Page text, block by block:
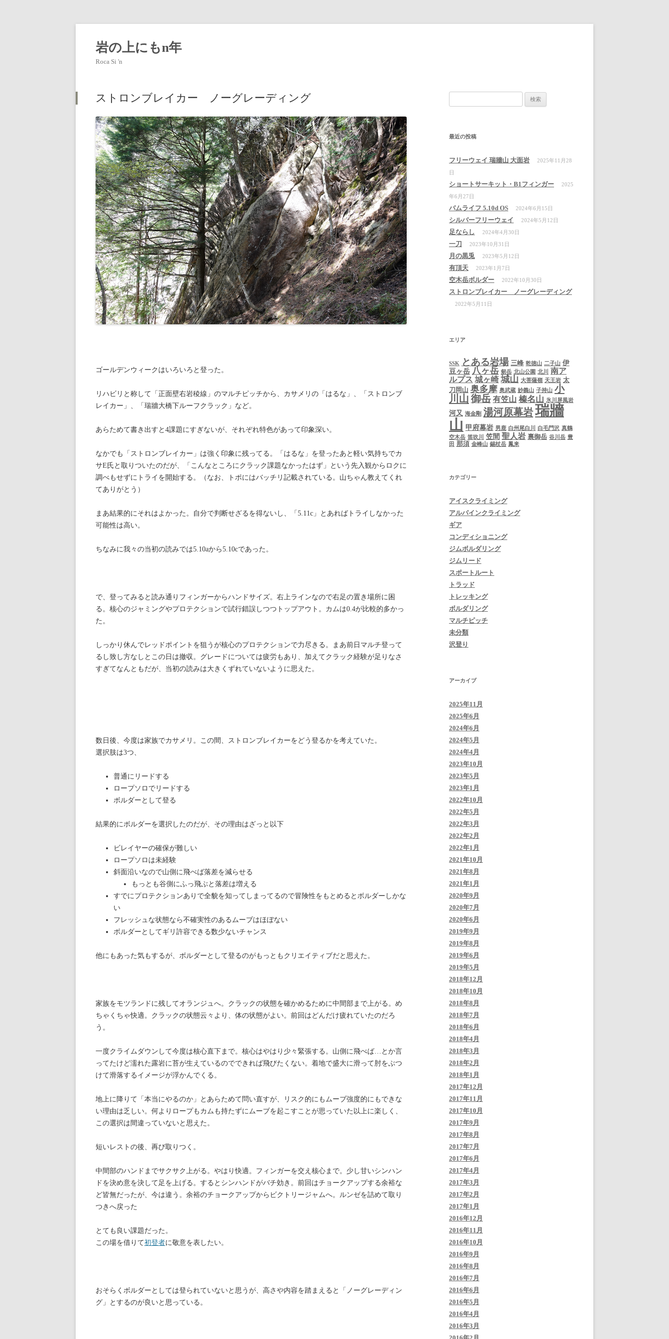
岩の上にもn年
Roca Si 'n
ストロンブレイカー ノーグレーディング
ゴールデンウィークはいろいろと登った。
リハビリと称して「正面壁右岩稜線」のマルチピッチから、カサメリの「はるな」、「ストロンブ
レイカー」、「瑞牆大橋下ルーフクラック」など。
あらためて書き出すと4課題にすぎないが、それぞれ特色があって印象深い。
なかでも「ストロンブレイカー」は強く印象に残ってる。「はるな」を登ったあと軽い気持ちでカ
サE氏と取りついたのだが、「こんなところにクラック課題なかったはず」という先入観からロクに
調べもせずにトライを開始する。（なお、トポにはバッチリ記載されている。山ちゃん教えてくれ
てありがとう）
まあ結果的にそれはよかった。自分で判断せざるを得ないし、「5.11c」とあればトライしなかった
可能性は高い。
ちなみに我々の当初の読みでは5.10aから5.10cであった。
で、登ってみると読み通りフィンガーからハンドサイズ。右上ラインなので右足の置き場所に困
る。核心のジャミングやプロテクションで試行錯誤しつつトップアウト。カムは0.4が比較的多かっ
た。
しっかり休んでレッドポイントを狙うが核心のプロテクションで力尽きる。まあ前日マルチ登って
るし致し方なしとこの日は撤収。グレードについては疲労もあり、加えてクラック経験が足りなさ
すぎてなんともだが、当初の読みは大きくずれていないように思えた。
数日後、今度は家族でカサメリ。この間、ストロンブレイカーをどう登るかを考えていた。
選択肢は3つ、
普通にリードする
ロープソロでリードする
ボルダーとして登る
結果的にボルダーを選択したのだが、その理由はざっと以下
ビレイヤーの確保が難しい
ロープソロは未経験
斜面沿いなので山側に飛べば落差を減らせる
もっとも谷側にふっ飛ぶと落差は増える
すでにプロテクションありで全貌を知ってしまってるので冒険性をもとめるとボルダーしかな
い
フレッシュな状態なら不確実性のあるムーブはほぼない
ボルダーとしてギリ許容できる数少ないチャンス
他にもあった気もするが、ボルダーとして登るのがもっともクリエイティブだと思えた。
家族をモツランドに残してオランジュへ。クラックの状態を確かめるために中間部まで上がる。め
ちゃくちゃ快適。クラックの状態云々より、体の状態がよい。前回はどんだけ疲れていたのだろ
う。
一度クライムダウンして今度は核心直下まで。核心はやはり少々緊張する。山側に飛べば…とか言
ってたけど濡れた露岩に苔が生えているのでできれば飛びたくない。着地で盛大に滑って肘をぶつ
けて滑落するイメージが浮かんでくる。
地上に降りて「本当にやるのか」とあらためて問い直すが、リスク的にもムーブ強度的にもできな
い理由は乏しい。何よりロープもカムも持たずにムーブを起こすことが思っていた以上に楽しく、
この選択は間違っていないと思えた。
短いレストの後、再び取りつく。
中間部のハンドまでサクサク上がる。やはり快適。フィンガーを交え核心まで。少し甘いシンハン
ドを決め意を決して足を上げる。するとシンハンドがバチ効き。前回はチョークアップする余裕な
ど皆無だったが、今は違う。余裕のチョークアップからビクトリージャムへ。ルンゼを詰めて取り
つきへ戻った
とても良い課題だった。
この場を借りて初登者に敬意を表したい。
おそらくボルダーとしては登られていないと思うが、高さや内容を踏まえると「ノーグレーディン
グ」とするのが良いと思っている。
索:
最近の投稿
フリーウェイ 瑞牆山 大面岩
2025年11月28
日
ショートサーキット・B1フィンガー
2025
年6月27日
バムライフ 5.10d OS 2024年6月15日
シルバーフリーウェイ 2024年5月12日
足ならし 2024年4月30日
一刀 2023年10月31日
月の黒兎 2023年5月12日
有頂天 2023年1月7日
空木岳ボルダー 2022年10月30日
ストロンブレイカー ノーグレーディング
2022年5月11日
エリア
SSK とある岩場 三峰 乾徳山 二子山 伊
豆ヶ岳 八ヶ岳 剱岳 北山公園 北川
南ア
ルプス 城ヶ崎 城山 大菩薩嶺 天王岩 太
刀岡山 奥多摩 奥武蔵 妙義山 子持山 小
川山 御岳 有笠山 榛名山 氷川屏風岩
河又 海金剛 湯河原幕岩瑞牆
山 甲府幕岩 男鹿 白州尾白川 白毛門沢 真鶴
空木岳 笛吹川 笠間 聖人岩 裏御岳 谷川岳 豊
田 那須 金峰山 錫杖岳 鳳来
カテゴリー
アイスクライミング
アルパインクライミング
ギア
コンディショニング
ジムボルダリング
ジムリード
スポートルート
トラッド
トレッキング
ボルダリング
マルチピッチ
未分類
沢登り
アーカイブ
2025年11月
2025年6月
2024年6月
2024年5月
2024年4月
2023年10月
2023年5月
2023年1月
2022年10月
2022年5月
2022年3月
2022年2月
2022年1月
2021年10月
2021年8月
2021年1月
2020年9月
2020年7月
2020年6月
2019年9月
2019年8月
2019年6月
2019年5月
2018年12月
2018年10月
2018年8月
2018年7月
2018年6月
2018年4月
2018年3月
2018年2月
2018年1月
2017年12月
2017年11月
2017年10月
2017年9月
2017年8月
2017年7月
2017年6月
2017年4月
2017年3月
2017年2月
2017年1月
2016年12月
2016年11月
2016年10月
2016年9月
2016年8月
2016年7月
2016年6月
2016年5月
2016年4月
2016年3月